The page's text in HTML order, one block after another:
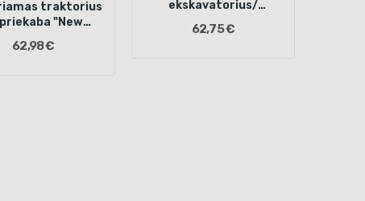
traktorius
"New
62,98 €
ekskavatorius/
62,75 €